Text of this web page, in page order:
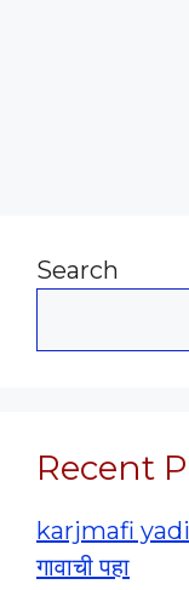
Search
Recent
karjmafi yadi
गावाची पहा